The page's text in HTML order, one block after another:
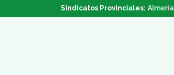
Sindicatos Provinciales: Almería